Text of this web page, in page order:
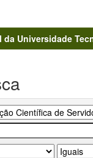
Universidade